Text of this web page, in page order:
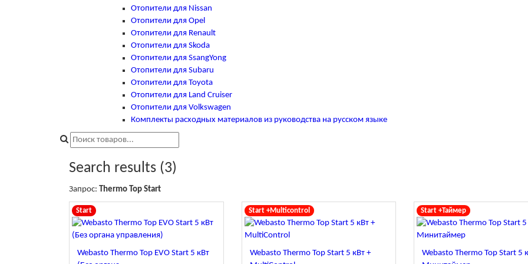
Отопители для Nissan
Отопители для Opel
Отопители для Renault
Отопители для Skoda
Отопители для SsangYong
Отопители для Subaru
Отопители для Toyota
Отопители для Land Cruiser
Отопители для Volkswagen
Комплекты расходных материалов из руководства на русском языке
Search results (3)
Запрос: Thermo Top Start
Start
Webasto Thermo Top EVO Start 5 кВт
Start +Multicontrol
Webasto Thermo Top Start 5 кВт +
Start +Таймер
Webasto Thermo Top Start 5